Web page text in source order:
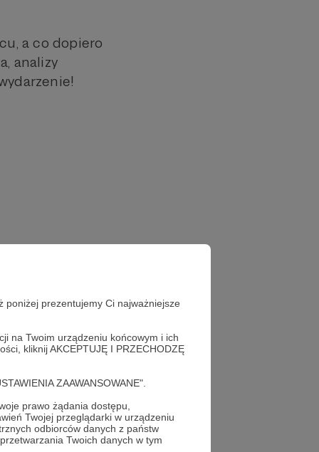
poniżej prezentujemy Ci najważniejsze
na Twoim urządzeniu końcowym i ich
kliknij AKCEPTUJĘ I PRZECHODZĘ
ZAAWANSOWANE".
prawo żądania dostępu,
Twojej przeglądarki w urządzeniu
odbiorców danych z państw
Twoich danych w tym
a co dopiero
analizy